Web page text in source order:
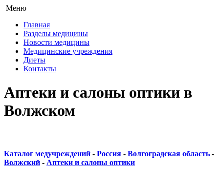
Меню
Главная
Разделы медицины
Новости медицины
Медицинские учреждения
Диеты
Контакты
Аптеки и салоны оптики в
Волжском
Каталог медучреждений - Россия - Волгоградская область -
Волжский - Аптеки и салоны оптики